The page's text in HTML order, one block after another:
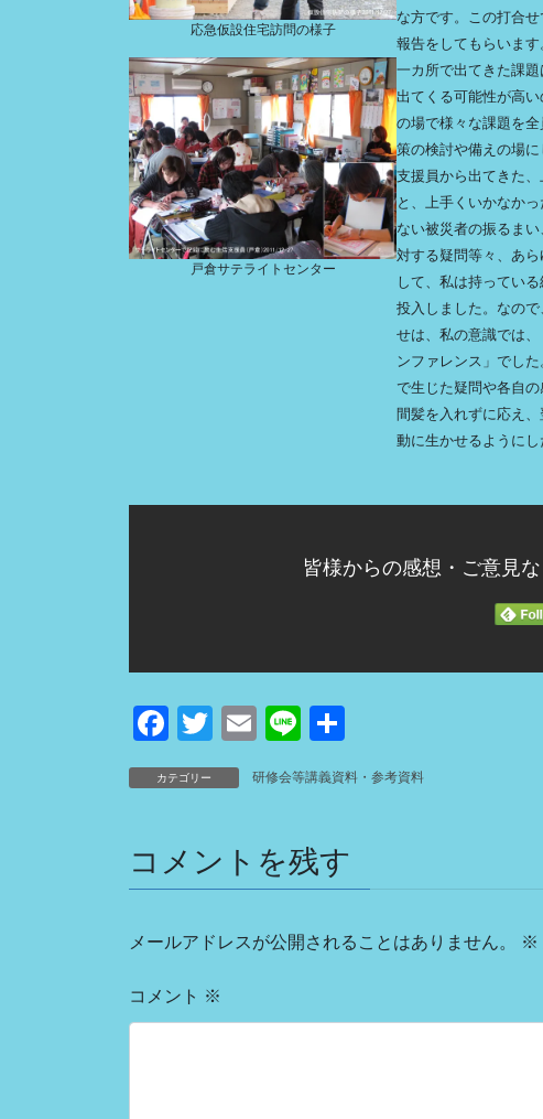
応急仮設住宅訪問の様子
戸倉サテライトセンター
な方です。この打合
報告をしてもらいま
一カ所で出てきた課
出てくる可能性が高
の場で様々な課題を
策の検討や備えの場
支援員から出てきた、
と、上手くいかなか
ない被災者の振るま
対する疑問等々、あ
して、私は持ってい
投入しました。なの
せは、私の意識では
ンファレンス」でし
で生じた疑問や各自の
間髪を入れずに応え
動に生かせるようにし
皆様からの感想・ご意見
F
a
c
b
o
o
T
wi
tt
E
ail
Li
e
カテゴリー 研修会等講義資料・参考資料
コメントを残す
メールアドレスが公開されることはありません。 ※
コメント ※